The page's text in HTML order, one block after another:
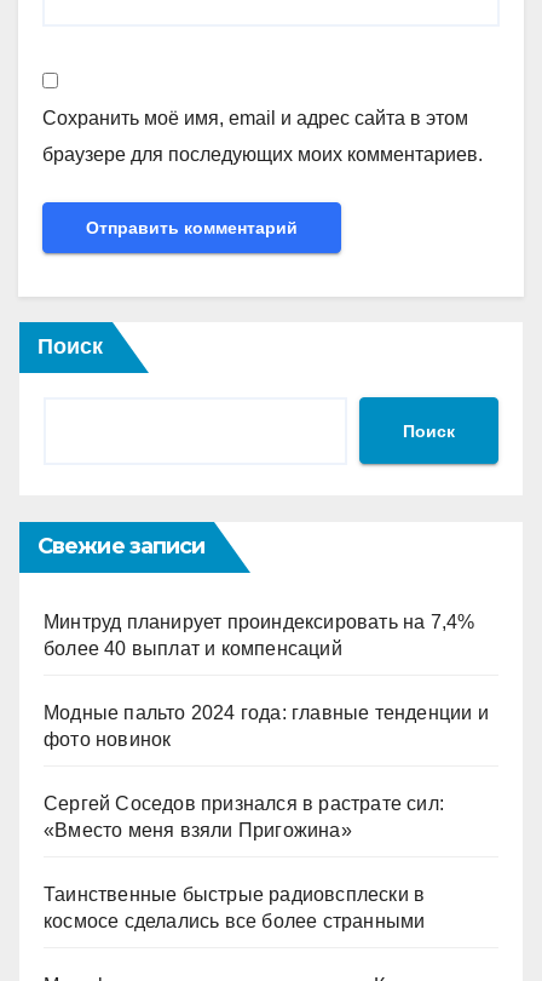
Сохранить моё имя, email и адрес сайта в этом
браузере для последующих моих комментариев.
Поиск
Поиск
Свежие записи
Минтруд планирует проиндексировать на 7,4%
более 40 выплат и компенсаций
Модные пальто 2024 года: главные тенденции и
фото новинок
Сергей Соседов признался в растрате сил:
«Вместо меня взяли Пригожина»
Таинственные быстрые радиовсплески в
космосе сделались все более странными